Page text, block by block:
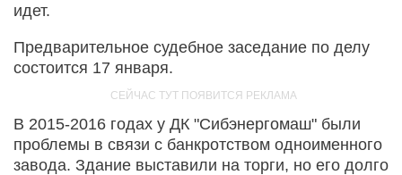
идет.
Предварительное судебное заседание по делу
состоится 17 января.
В 2015-2016 годах у ДК "Сибэнергомаш" были
проблемы в связи с банкротством одноименного
завода. Здание выставили на торги, но его долго